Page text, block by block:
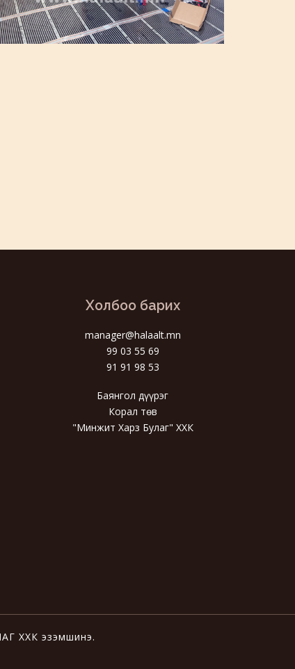
Холбоо барих
manager@halaalt.mn
99 03 55 69
91 91 98 53
Баянгол дүүрэг
Корал төв
"Минжит Харз Булаг" ХХК
ХХК эзэмшинэ.